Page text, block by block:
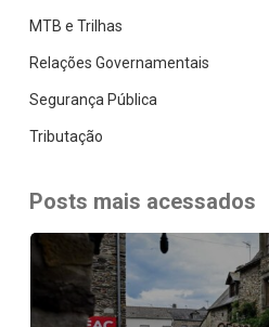
MTB e Trilhas
Relações Governamentais
Segurança Pública
Tributação
Posts mais acessados